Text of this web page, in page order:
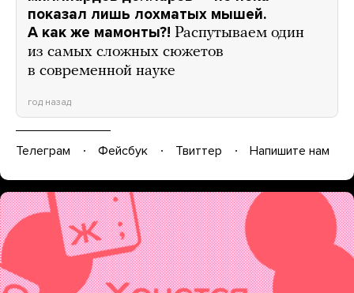
показал лишь лохматых мышей.
А как же мамонты?! Распутываем один
из самых сложных сюжетов
в современной науке
год назад
Телеграм Фейсбук Твиттер Напишите нам